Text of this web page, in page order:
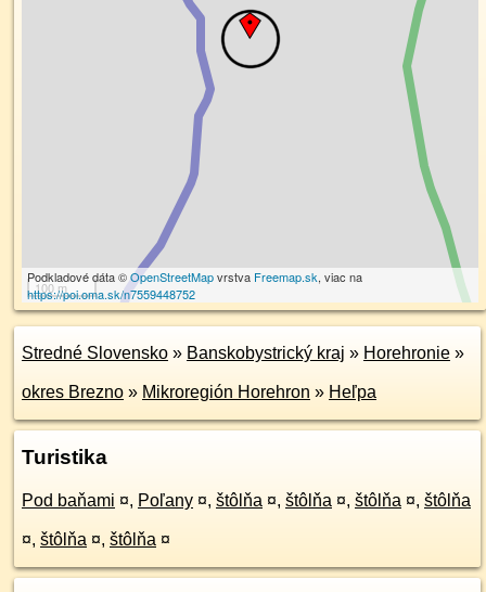
100 m
Podkladové dáta ©OpenStreetMapvrstva Freemap.sk, viac na
https://poi.oma.sk/n7559448752
Stredné Slovensko » Banskobystrický kraj » Horehronie »
okres Brezno » Mikroregión Horehron » Heľpa
Turistika
Pod baňami ¤, Poľany ¤, štôlňa ¤, štôlňa ¤, štôlňa ¤, štôlňa
¤, štôlňa ¤, štôlňa ¤